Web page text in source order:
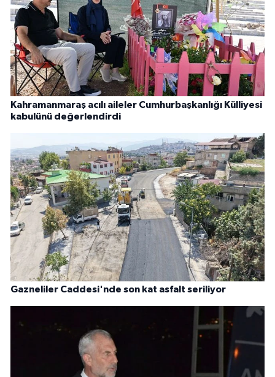
Kahramanmaraş acılı aileler Cumhurbaşkanlığı Külliyesi
kabulünü değerlendirdi
Gazneliler Caddesi'nde son kat asfalt seriliyor